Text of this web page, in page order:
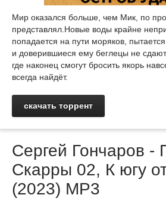
Мир оказался больше, чем Мик, по
представлял.Новые воды крайне
попадается на пути моряков,
и доверившиеся ему беглецы не
где наконец смогут бросить якорь
всегда найдёт.
скачать торрент
Сергей Гончаров -
Скарры 02, К югу
(2023) МР3